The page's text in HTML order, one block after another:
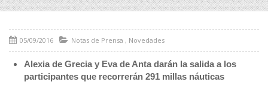
05/09/2016 Notas de Prensa , Novedades
Alexia de Grecia y Eva de Anta darán la salida a los
participantes que recorrerán 291 millas náuticas